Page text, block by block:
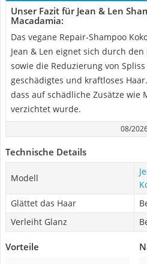
Unser Fazit für Jean & Len
Macadamia:
Das vegane Repair-Shampoo
Jean & Len eignet sich durch
sowie die Reduzierung von
geschädigtes und kraftloses
dass auf schädliche Zusätze wie
verzichtet wurde.
08/
Technische Details
Modell
Glättet das Haar
Verleiht Glanz
Vorteile